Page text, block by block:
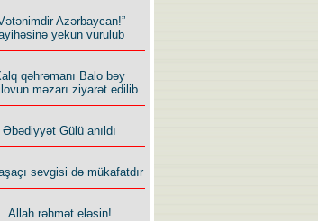
Azərbaycan!”
yekun vurulub
qəhrəmanı Balo bəy
məzarı ziyarət edilib.
Əbədiyyət Gülü anıldı
sevgisi də mükafatdır
Allah rəhmət eləsin!